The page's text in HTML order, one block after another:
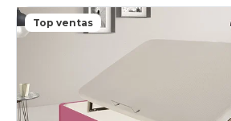
Top ventas